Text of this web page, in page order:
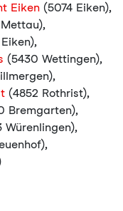
Eiken (5074 Eiken),
(5430 Wettingen),
(4852 Rothrist),
Bremgarten),
Würenlingen),